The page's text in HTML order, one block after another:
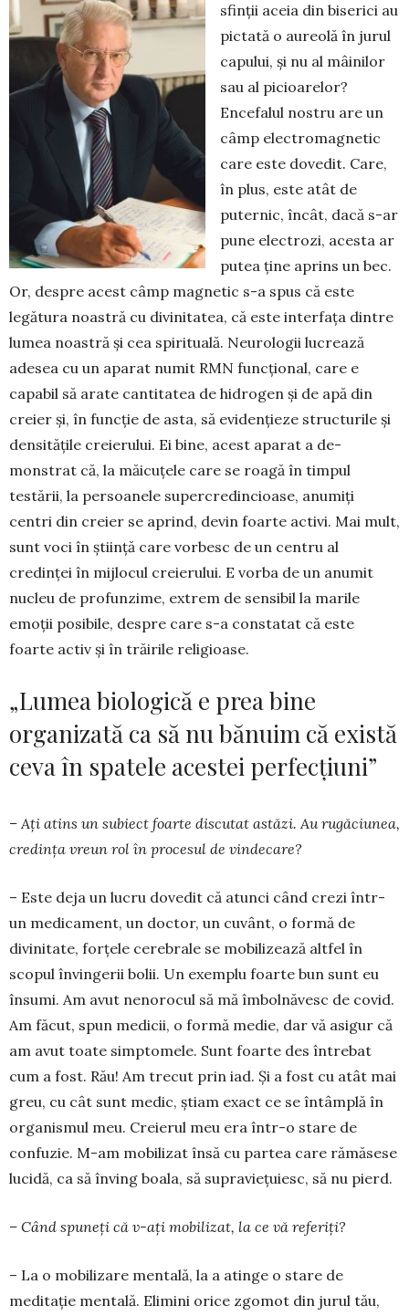
sfinții aceia din biserici au
pictată o aureolă în jurul
capului, și nu al mâi­nilor
sau al picioarelor?
Encefalul nostru are un
câmp electromagnetic
care este dovedit. Care,
în plus, este atât de
puternic, încât, dacă s-ar
pune electrozi, acesta ar
putea ține aprins un bec.
Or, despre acest câmp magnetic s-a spus că este
legătura noastră cu divinitatea, că este interfața dintre
lumea noastră și cea spirituală. Neurologii lucrează
adesea cu un aparat numit RMN funcțional, care e
capabil să arate cantitatea de hidrogen și de apă din
creier și, în funcție de asta, să evidențieze structurile și
den­sitățile creierului. Ei bine, acest aparat a de­
monstrat că, la măicuțele care se roagă în timpul
testării, la persoanele supercredincioase, anumiți
centri din creier se aprind, devin foarte activi. Mai mult,
sunt voci în știință care vorbesc de un centru al
credinței în mijlocul creierului. E vorba de un anumit
nucleu de profunzime, extrem de sensibil la marile
emoții posibile, despre care s-a constatat că este
foarte activ și în trăirile religioase.
„Lumea biologică e prea bine
organizată ca să nu bănuim că există
ceva în spatele acestei perfecțiuni”
– Ați atins un subiect foarte discutat astăzi. Au rugăciunea,
credința vreun rol în procesul de vin­decare?
– Este deja un lucru dovedit că atunci când crezi într-
un medicament, un doctor, un cuvânt, o formă de
divinitate, forțele cerebrale se mobilizează altfel în
scopul învingerii bolii. Un exemplu foarte bun sunt eu
însumi. Am avut nenorocul să mă îm­bol­năvesc de covid.
Am făcut, spun medicii, o formă medie, dar vă asigur că
am avut toate simpto­mele. Sunt foarte des întrebat
cum a fost. Rău! Am trecut prin iad. Și a fost cu atât mai
greu, cu cât sunt medic, știam exact ce se întâmplă în
organismul meu. Creierul meu era într-o stare de
confuzie. M-am mobilizat însă cu par­­tea care rămăsese
lucidă, ca să înving boala, să su­­­pra­viețuiesc, să nu pierd.
– Când spuneți că v-ați mobilizat, la ce vă referiți?
– La o mobilizare mentală, la a atinge o stare de
meditație mentală. Elimini orice zgomot din jurul tău,